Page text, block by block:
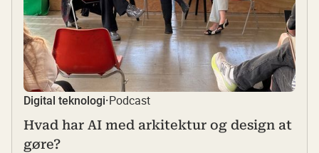
Digital teknologi·Podcast
Hvad har AI med arkitektur og design at
gøre?